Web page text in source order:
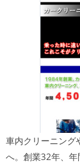
車内クリーニング
へ。創業32年、